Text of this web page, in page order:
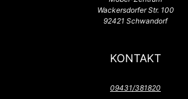
Wackersdorfer Str. 100
92421 Schwandorf
KONTAKT
09431/381820